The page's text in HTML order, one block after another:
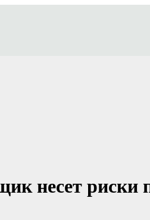
несет риски